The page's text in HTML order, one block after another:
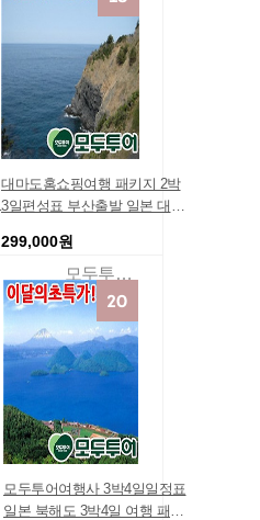
대마도홈쇼핑여행 패키지 2박
3일편성표 부산출발 일본 대마
3일 해산물BBQ/해수온천욕포
함 대마도여행경비 TV홈쇼핑
여행상품 가족여행 여행지 관
광 일본 항
299,000원
모두투어여행
모두투어여행사 3박4일일정표
일본 북해도 3박4일 여행 패키